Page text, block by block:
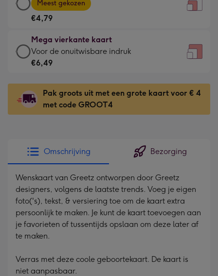
Voor
kleine
gelukwens
-
130
x
130
mm
vierkante
kaart
-
€4,79
-
Meest
-
Dimensions:
167
mm
Meest gekozen
€4,79
Mega vierkante kaart
Mega
vierkante
-
€6,49
-
indruk
-
Dimensions:
240
x
240
mm
Voor de onuitwisbare indruk
€6,49
Pak groots uit met een grote kaart voor € 4
met code GROOT4
Omschrijving Bezorging
Wenskaart van Greetz ontworpen door Greetz
designers, volgens de laatste trends. Voeg je eigen
foto('s), tekst, & versiering toe om de kaart extra
persoonlijk te maken. Je kunt de kaart toevoegen aan
je favorieten of tussentijds opslaan om deze later af
te maken.
Verras met deze coole geboortekaart. De kaart is
niet aanpasbaar.